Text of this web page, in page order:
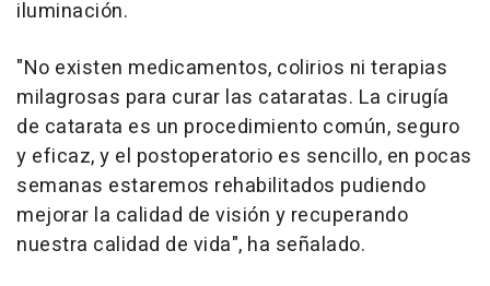
iluminación.
"No existen medicamentos, colirios ni terapias
milagrosas para curar las cataratas. La cirugía
de catarata es un procedimiento común, seguro
y eficaz, y el postoperatorio es sencillo, en pocas
semanas estaremos rehabilitados pudiendo
mejorar la calidad de visión y recuperando
nuestra calidad de vida", ha señalado.